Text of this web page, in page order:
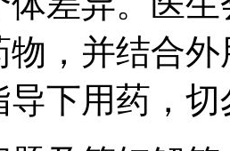
物，并结合
导下用药，